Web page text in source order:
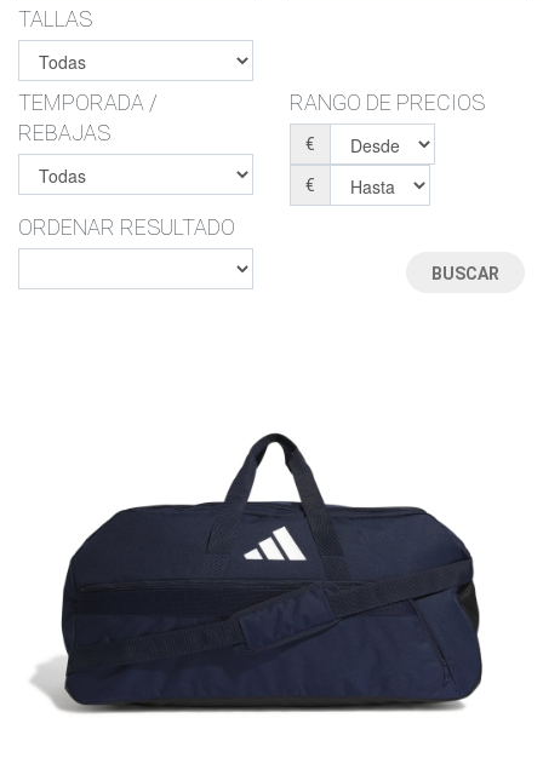
TALLAS
TEMPORADA /
REBAJAS
RANGO DE PRECIOS
€
€
ORDENAR RESULTADO